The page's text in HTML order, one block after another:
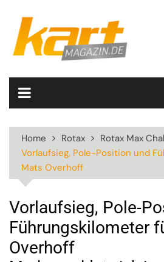
content
Home Rotax
Rotax Max
Vorlaufsieg, Pole-Position und
Mats Overhoff
Vorlaufsieg, Pole-
Führungskilometer
Overhoff